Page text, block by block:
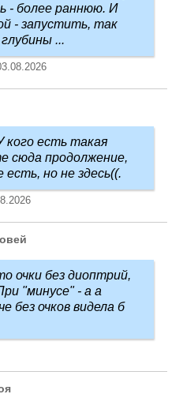
- более раннюю. И
- запустить, так
...
кого есть такая
сюда продолжение,
но не здесь((.
очки без диоптрий,
"минусе" - а а
без очков видела б